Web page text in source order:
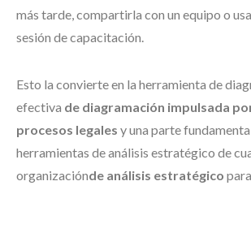
más tarde, compartirla con un equipo o
sesión de capacitación.
Esto la convierte en la herramienta de
efectiva de diagramación impulsada
procesos legales y una parte
herramientas de análisis estratégico de
organizaciónde análisis estratégico